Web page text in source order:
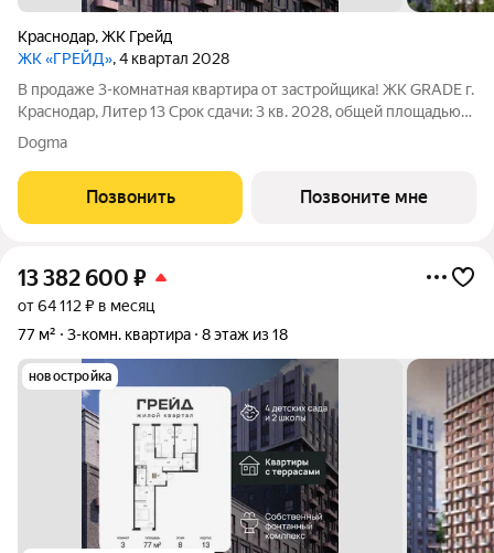
Краснодар,ЖК Грейд
ЖК «ГРЕЙД», 4 квартал 2028
В продаже 3-комнатная квартира от застройщика! ЖК GRADE г.
Краснодар, Литер 13 Срок сдачи: 3 кв. 2028, общей площадью
68.2 кв.м., на 6 этаже. GRADE от DOGMA: квартал бизнес-
класса. Никогда неоклассика не была представлена в
краснодарской архитектуре
Dogma
Позвонить Позвоните мне
13 382 600 ₽
от 64 112 ₽ в месяц
77 м²
3-комн. квартира 8 этаж из 18
новостройка